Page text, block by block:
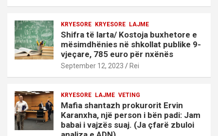
KRYESORE KRYESORE LAJME
Shifra të larta/ Kostoja buxhetore e
mësimdhënies në shkollat publike 9-
vjeçare, 785 euro për nxënës
September 12, 2023 Rei
KRYESORE LAJME VETING
Mafia shantazh prokurorit Ervin
Karanxha, një person i bën padi: Jam
babai i vajzës suaj. (Ja çfarë zbuloi